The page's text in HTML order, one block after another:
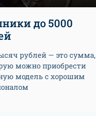
до 5000
рублей — это сумма,
можно приобрести
модель с хорошим